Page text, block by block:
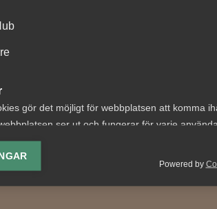
gör det möjligt för webbplatsen att komma
ser ut och fungerar för varje
valuta, region, språk eller färgschema.
Powered by
sämre
högre